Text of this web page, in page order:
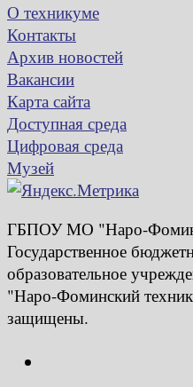
О техникуме
Контакты
Архив новостей
Вакансии
Карта сайта
Доступная среда
Цифровая среда
Музей
ГБПОУ МО "Наро-
Государственное
образовательное
"Наро-Фоминский
защищены.